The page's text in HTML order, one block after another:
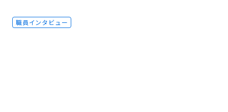
職員インタビュー